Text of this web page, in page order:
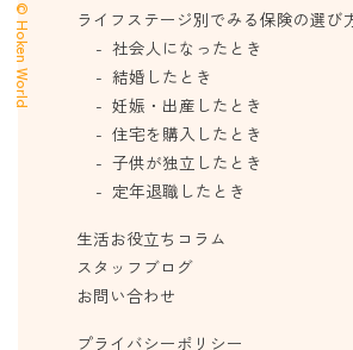
ライフステージ別でみる保険の選び
社会人になったとき
結婚したとき
妊娠・出産したとき
住宅を購入したとき
子供が独立したとき
定年退職したとき
生活お役立ちコラム
スタッフブログ
お問い合わせ
プライバシーポリシー
© Hoken World